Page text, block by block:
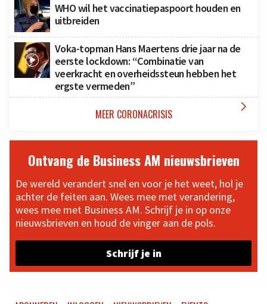
WHO wil het vaccinatiepaspoort houden en
uitbreiden
Voka-topman Hans Maertens drie jaar na de
eerste lockdown: “Combinatie van
veerkracht en overheidssteun hebben het
ergste vermeden”
MEER CORONACRISIS 
Ontvang de Business AM nieuwsbrieven
De wereld verandert snel en voor je het weet, hol je
achter de feiten aan. Wees mee met verandering,
wees mee met Business AM. Schrijf je in op onze
nieuwsbrieven en houd de vinger aan de pols.
Schrijf je in